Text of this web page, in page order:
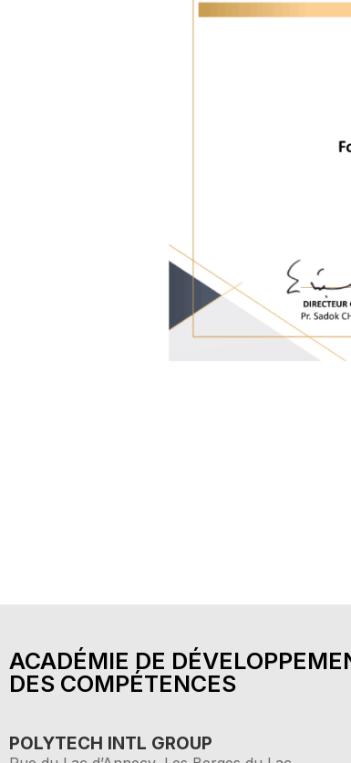
ACADÉMIE DE
DES COMPÉTENCES
POLYTECH INTL GROUP